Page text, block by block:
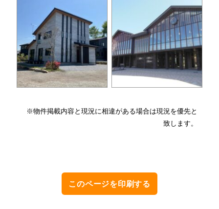
※物件掲載内容と現況に相違がある場合は現況を優先と
致します。